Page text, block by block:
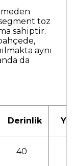
toz
sahiptir.
aynı
da
Derinlik
40